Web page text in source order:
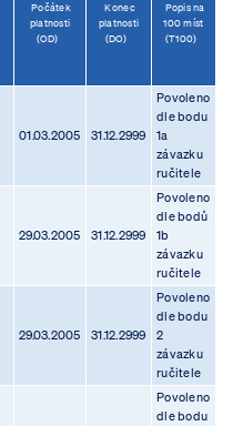
Počátek
platnosti
(OD)
Konec
platnosti
(DO)
Popis na
100 míst
(T100)
01.03.2005 31.12.2999
Povoleno
dle bodu
1a
závazku
ručitele
29.03.2005 31.12.2999
Povoleno
dle bodů
1b
závazku
ručitele
29.03.2005 31.12.2999
Povoleno
dle bodu
2
závazku
ručitele
Povoleno
dle bodu